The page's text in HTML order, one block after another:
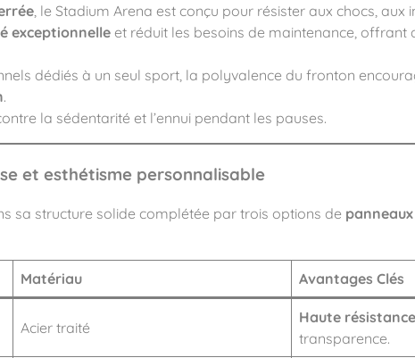
, le Stadium Arena est conçu pour résister aux chocs,
exceptionnelle et réduit les besoins de maintenance, offrant
dédiés à un seul sport, la polyvalence du fronton
.
la sédentarité et l’ennui pendant les pauses.
et esthétisme personnalisable
sa structure solide complétée par trois options de
Matériau Avantages Clés
Acier traité
Haute résistance
transparence.